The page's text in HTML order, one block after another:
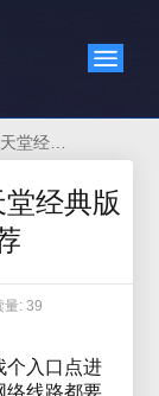
经典版
量: 39
个入口点进
络线路都要